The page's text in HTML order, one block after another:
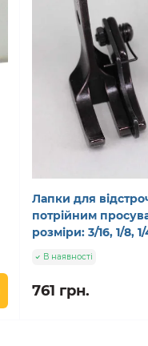
Лапки для
потрійним
розміри: 3/16, 1/8,
В наявності
761 грн.